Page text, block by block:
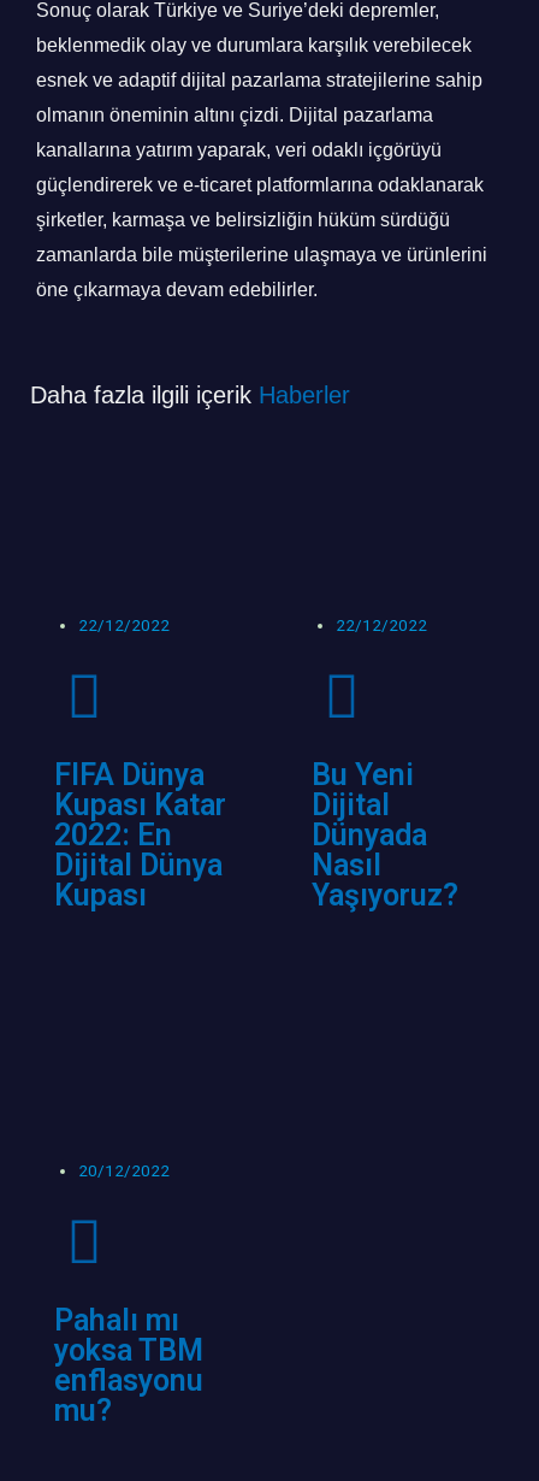
Sonuç olarak Türkiye ve Suriye’deki depremler,
beklenmedik olay ve durumlara karşılık verebilecek
esnek ve adaptif dijital pazarlama stratejilerine sahip
olmanın öneminin altını çizdi. Dijital pazarlama
kanallarına yatırım yaparak, veri odaklı içgörüyü
güçlendirerek ve e-ticaret platformlarına odaklanarak
şirketler, karmaşa ve belirsizliğin hüküm sürdüğü
zamanlarda bile müşterilerine ulaşmaya ve ürünlerini
öne çıkarmaya devam edebilirler.
Daha fazla ilgili içerik Haberler
22/12/2022
FIFA Dünya
Kupası Katar
2022: En
Dijital Dünya
Kupası
22/12/2022
Bu Yeni
Dijital
Dünyada
Nasıl
Yaşıyoruz?
20/12/2022
Pahalı mı
yoksa TBM
enflasyonu
mu?